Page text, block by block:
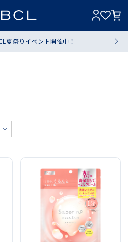
夏祭りイベント開催中！